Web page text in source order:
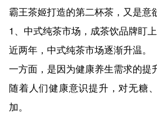
霸王茶姬打造的第二杯茶，又是意
1、中式纯茶市场，成茶饮品牌盯上
近两年，中式纯茶市场逐渐升温。
一方面，是因为健康养生需求的提
随着人们健康意识提升，对无糖
加。